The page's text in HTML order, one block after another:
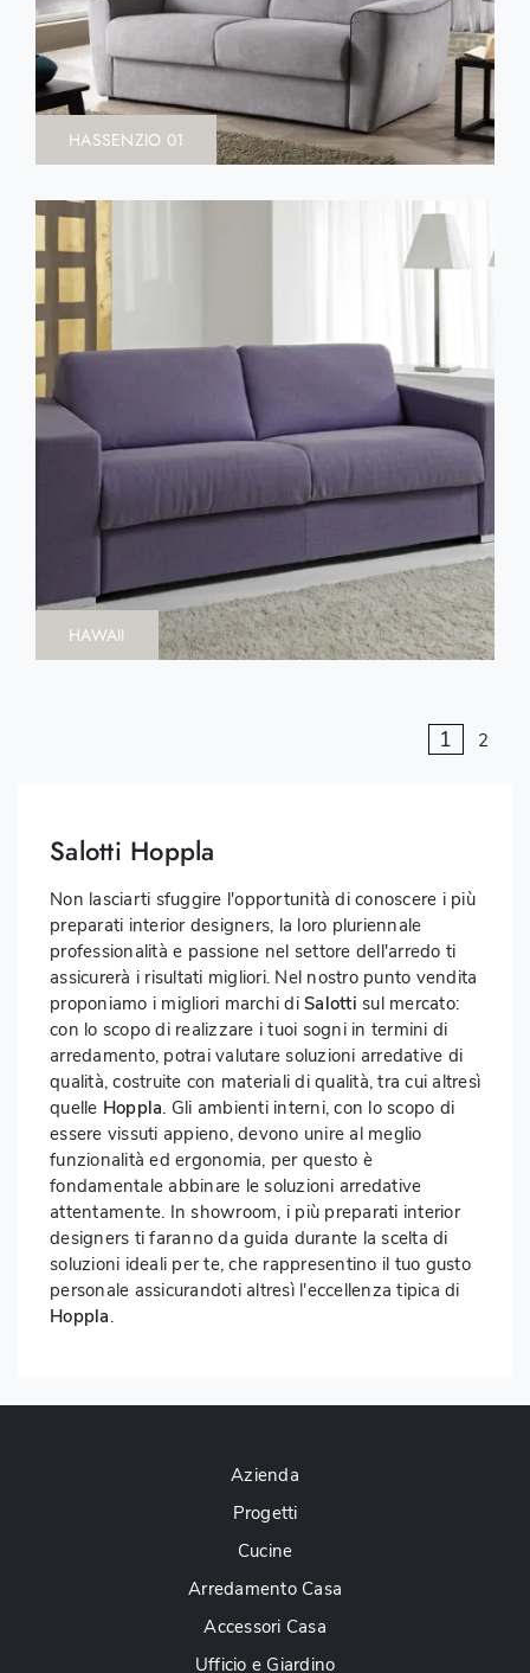
HASSENZIO 01
HAWAII
1 2
Salotti Hoppla
Non lasciarti sfuggire l'opportunità di conoscere i più
preparati interior designers, la loro pluriennale
professionalità e passione nel settore dell'arredo ti
assicurerà i risultati migliori. Nel nostro punto vendita
proponiamo i migliori marchi di Salotti sul mercato:
con lo scopo di realizzare i tuoi sogni in termini di
arredamento, potrai valutare soluzioni arredative di
qualità, costruite con materiali di qualità, tra cui altresì
quelle Hoppla. Gli ambienti interni, con lo scopo di
essere vissuti appieno, devono unire al meglio
funzionalità ed ergonomia, per questo è
fondamentale abbinare le soluzioni arredative
attentamente. In showroom, i più preparati interior
designers ti faranno da guida durante la scelta di
soluzioni ideali per te, che rappresentino il tuo gusto
personale assicurandoti altresì l'eccellenza tipica di
Hoppla.
Azienda
Progetti
Cucine
Arredamento Casa
Accessori Casa
Ufficio e Giardino